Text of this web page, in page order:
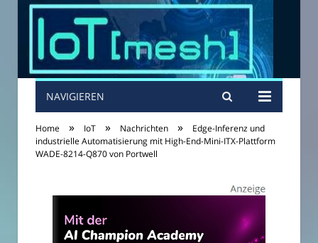
NAVIGIEREN
Home » IoT » Nachrichten »
Edge-Inferenz und
industrielle Automatisierung mit High-End-Mini-ITX-Plattform
WADE-8214-Q870 von Portwell